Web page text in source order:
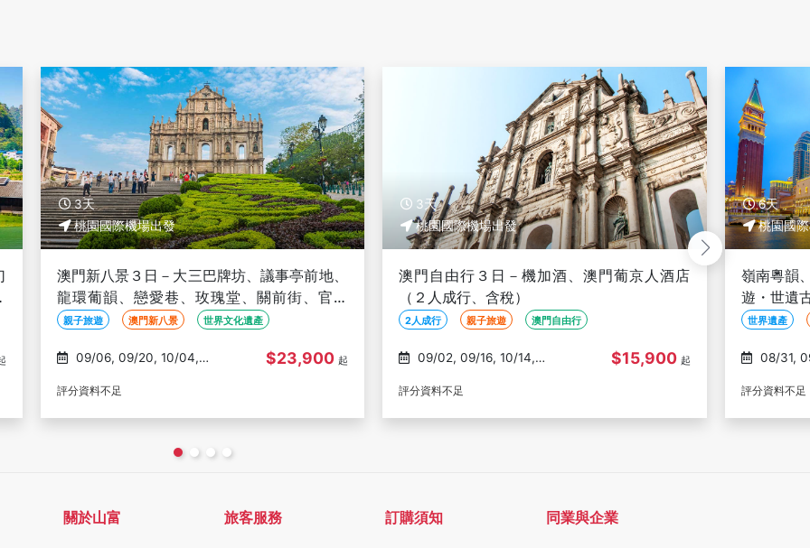
3天
桃園國際機場出發
澳門自由行３日－機加酒、澳門葡京人酒店
（２人成行、含稅）
2人成行 親子旅遊 澳門自由行
$15,900 起
評分資料不足
6天
桃園國際機場出發
嶺南粵韻、奢享澳門６日－嶺南四城深度文化
遊・世遺古鎮・夜宿澳門五星(文化參訪)
世界遺產 歷史古蹟 特色住宿
08/31, 09/07, 09/28,
$28,800 起
評分資料不足
8天
桃園國
廣東嶺南
鎮煙花盛
喝茶聽曲
歷史古蹟
評分資料不足
關於山富 旅客服務 訂購須知 同業與企業